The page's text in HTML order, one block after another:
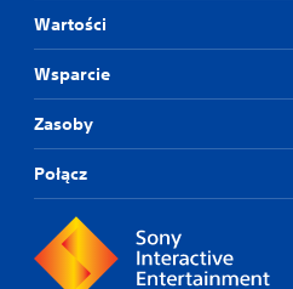
Wartości
Wsparcie
Zasoby
Połącz